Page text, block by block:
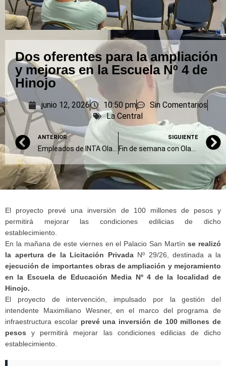
Dos oferentes para la ampliación
y mejoras en la Escuela Nº 4 de
Hinojo
junio 12, 2026 10:50 pm
Sin Comentarios
La Central
ANTERIOR
Empleados de INTA Olavarría adhirieron a los retiros voluntarios
SIGUIENTE
Fin de semana con Olavarría en cero
El proyecto prevé una inversión de 100 millones de pesos y
permitirá mejorar las condiciones edilicias de dicho
establecimiento.
En la mañana de este viernes en el Palacio San Martín se realizó
la apertura de la Licitación PrivadaNº 29/26, destinada a la
ejecución de importantes obras de ampliación y mejoramiento
en la Escuela de Educación Media Nº 4 de la localidad de
Hinojo.
El proyecto de intervención, impulsado por la gestión del
intendente Maximiliano Wesner, en el marco del programa de
infraestructura escolar prevé una inversión de 100 millones de
pesos y permitirá mejorar las condiciones edilicias de dicho
establecimiento.